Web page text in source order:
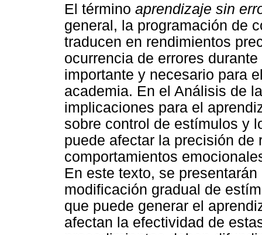
El término aprendizaje sin
general, la programación de
traducen en rendimientos
ocurrencia de errores
importante y necesario para
academia. En el Análisis de
implicaciones para el
sobre control de estímulos y
puede afectar la precisión de
comportamientos
En este texto, se
modificación gradual de
que puede generar el
afectan la efectividad de